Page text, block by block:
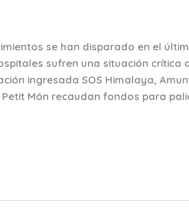
se han disparado en el
sufren una situación crítica
ingresada SOS Himalaya,
Petit Món recaudan fondos para